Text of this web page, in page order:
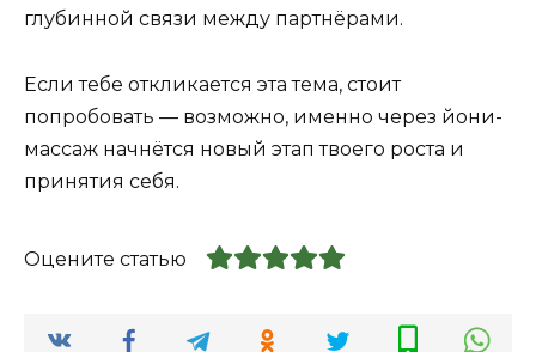
глубинной связи между партнёрами.
Если тебе откликается эта тема, стоит
попробовать — возможно, именно через йони-
массаж начнётся новый этап твоего роста и
принятия себя.
Оцените статью